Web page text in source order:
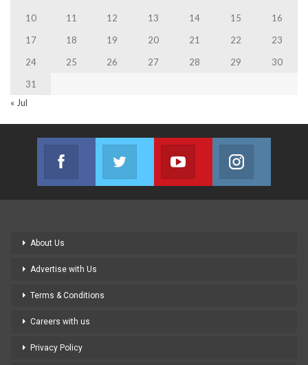
10
11 12 13 14 15
16
17
18 19 20 21 22
23
24
25 26 27 28 29
30
31
« Jul
Facebook
Join us on Facebook
Twitter
Join us on Twitter
Youtube
Join us on Youtube
About Us
Advertise with Us
Terms & Conditions
Careers with us
Privacy Policy